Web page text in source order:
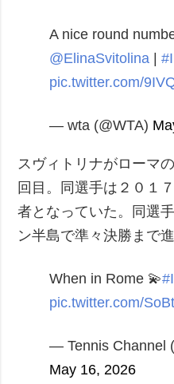
A nice round
@ElinaSvitolina |
pic.twitter.com/
— wta (@WTA)
スヴィトリナがローマ
回目。同選手は２０１
者となっていた。同選
ン半島で準々決勝まで
When in Rome 💫
pic.twitter.com/
— Tennis Channel
May 16, 2026